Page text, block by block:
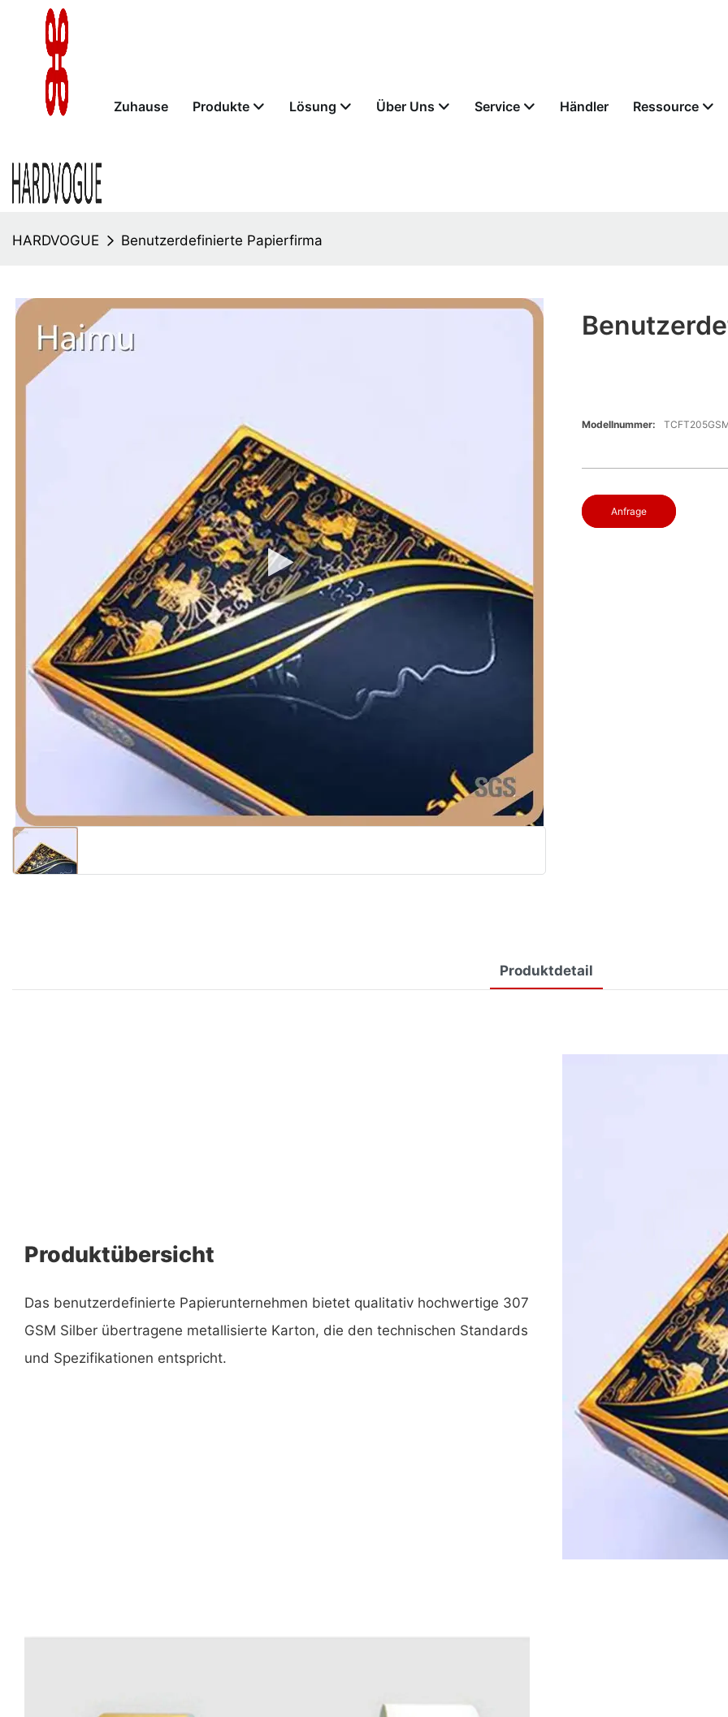
Zuhause Produkte Lösung Über Uns Service Händler Ressource
HARDVOGUE Benutzerdefinierte Papierfirma
Modellnummer:
Anfrage
Produktdetail
Produktübersicht
Das benutzerdefinierte Papierunternehmen bietet qualitativ hochwertige 307
GSM Silber übertragene metallisierte Karton, die den technischen Standards
und Spezifikationen entspricht.